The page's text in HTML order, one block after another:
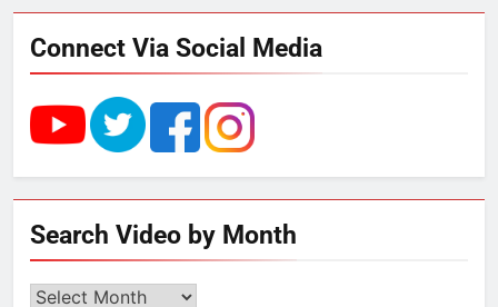
मिला बढ़ावा
राम की नगरी अयोध्या में आने वाले भक्तों
का स्वागत करेगा लक्ष्मण द्वार
उत्तर प्रदेश में गांवों में बढ़ेंगी सुविधाएं: 67%
बढ़ा पंचायतों का बजट
Connect Via Social Media
Search Video by Month
Search